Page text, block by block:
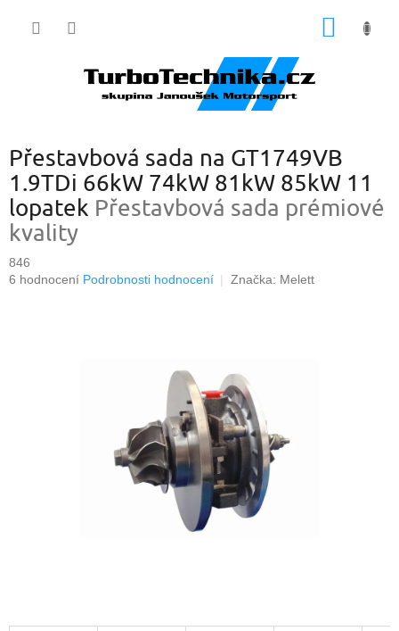
Přestavbová sada na GT1749VB
1.9TDi 66kW 74kW 81kW 85kW 11
lopatek Přestavbová sada prémiové
kvality
846
Průměrné
6 hodnocení Podrobnosti hodnocení Značka: Melett